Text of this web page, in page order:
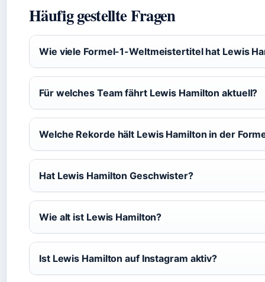
Häufig gestellte Fragen
Wie viele Formel-1-Weltmeistertitel hat Lewis
Für welches Team fährt Lewis Hamilton aktuell?
Welche Rekorde hält Lewis Hamilton in der
Hat Lewis Hamilton Geschwister?
Wie alt ist Lewis Hamilton?
Ist Lewis Hamilton auf Instagram aktiv?